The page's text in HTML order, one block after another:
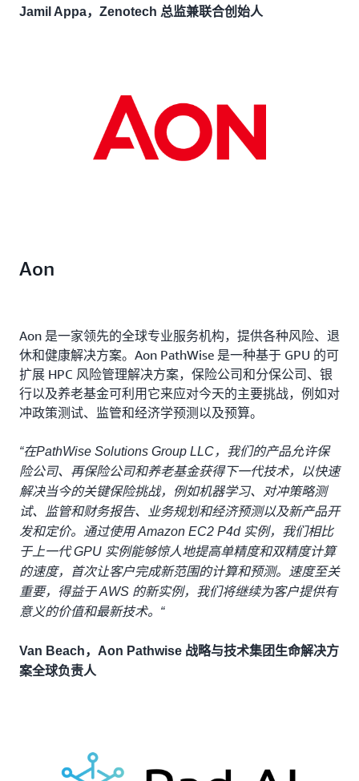
Jamil Appa，Zenotech 总监兼联合创始人
Aon
Aon 是一家领先的全球专业服务机构，提供各种风险、退
休和健康解决方案。Aon PathWise 是一种基于 GPU 的可
扩展 HPC 风险管理解决方案，保险公司和分保公司、银
行以及养老基金可利用它来应对今天的主要挑战，例如对
冲政策测试、监管和经济学预测以及预算。
“在PathWise Solutions Group LLC，我们的产品允许保
险公司、再保险公司和养老基金获得下一代技术，以快速
解决当今的关键保险挑战，例如机器学习、对冲策略测
试、监管和财务报告、业务规划和经济预测以及新产品开
发和定价。通过使用 Amazon EC2 P4d 实例，我们相比
于上一代 GPU 实例能够惊人地提高单精度和双精度计算
的速度，首次让客户完成新范围的计算和预测。速度至关
重要，得益于 AWS 的新实例，我们将继续为客户提供有
意义的价值和最新技术。“
Van Beach，Aon Pathwise 战略与技术集团生命解决方
案全球负责人